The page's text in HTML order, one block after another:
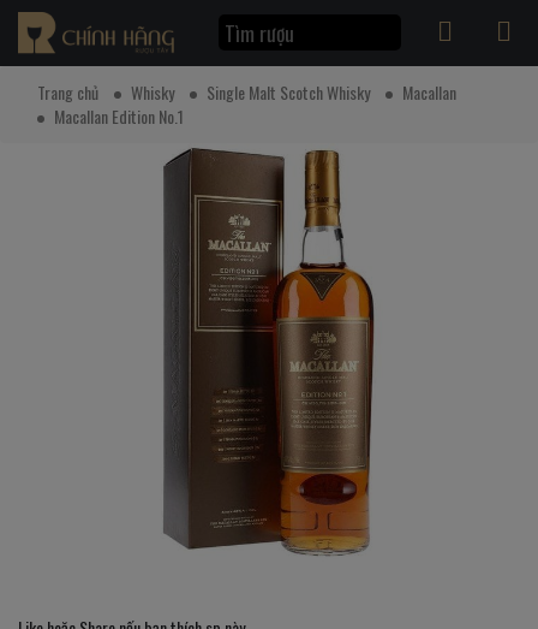
Trang chủ Whisky Single Malt Scotch Whisky
Macallan
Macallan Edition No.1